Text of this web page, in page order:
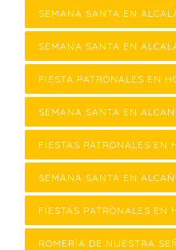
SEMANA SANTA EN
SEMANA SANTA EN
FIESTA PATRONALES EN
SEMANA SANTA EN
FIESTAS PATRONALES EN
SEMANA SANTA EN
FIESTAS PATRONALES EN
ROMERÍA DE NUESTRA